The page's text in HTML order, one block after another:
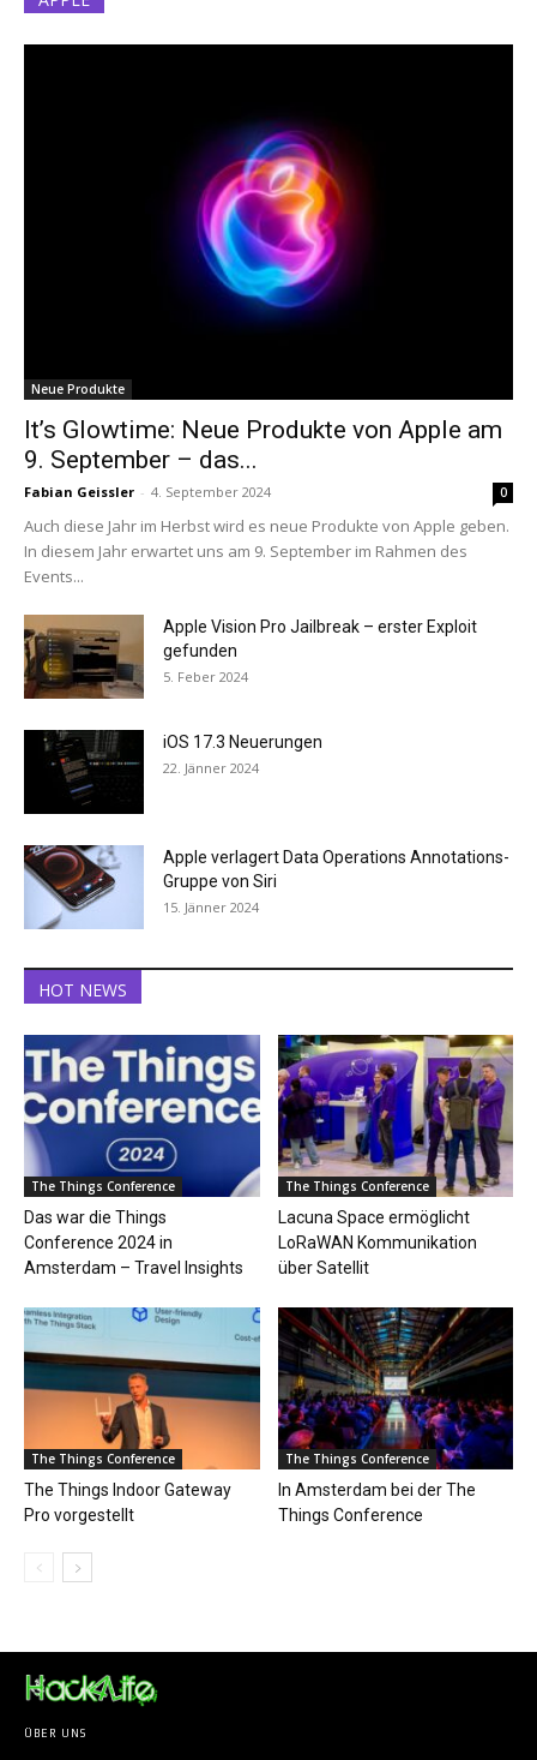
Neue Produkte
It’s Glowtime: Neue Produkte von Apple am
9. September – das...
Fabian Geissler - 4. September 2024 0
Auch diese Jahr im Herbst wird es neue Produkte von Apple geben.
In diesem Jahr erwartet uns am 9. September im Rahmen des
Events...
Apple Vision Pro Jailbreak – erster Exploit
gefunden
5. Feber 2024
iOS 17.3 Neuerungen
22. Jänner 2024
Apple verlagert Data Operations Annotations-
Gruppe von Siri
15. Jänner 2024
HOT NEWS
The Things Conference
Das war die Things
Conference 2024 in
Amsterdam – Travel Insights
The Things Conference
Lacuna Space ermöglicht
LoRaWAN Kommunikation
über Satellit
The Things Conference
The Things Indoor Gateway
Pro vorgestellt
The Things Conference
In Amsterdam bei der The
Things Conference
ÜBER UNS